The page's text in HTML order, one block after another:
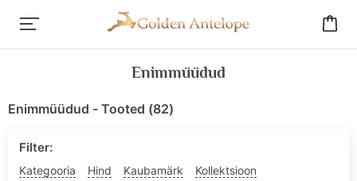
Enimmüüdud
Enimmüüdud - Tooted (82)
Filter:
Kategooria Hind Kaubamärk
Kollektsioon